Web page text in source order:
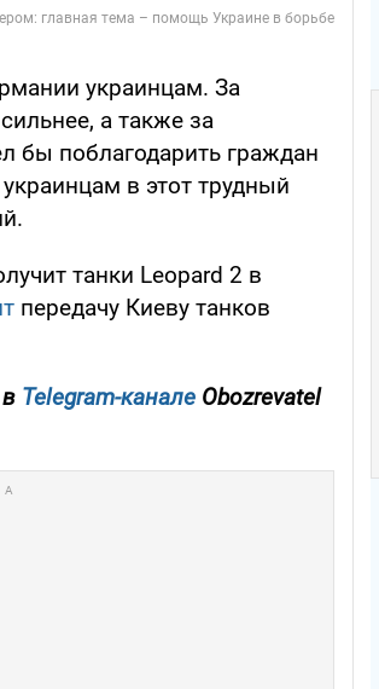
украинцам. За
а также за
бы поблагодарить граждан
в этот трудный
танки Leopard 2 в
передачу Киеву танков
Telegram-канале Obozrevatel